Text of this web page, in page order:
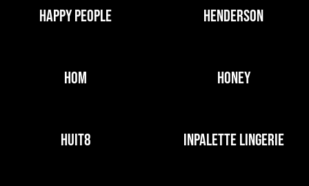
HAPPY PEOPLE HENDERSON
HOM HONEY
HUIT8 INPALETTE LINGERIE